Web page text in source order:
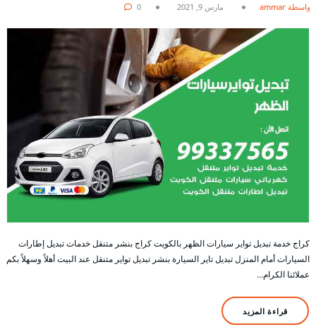
بواسطة ammar مارس 9, 2021 0
كراج خدمة تبديل تواير سيارات الظهر بالكويت كراج بنشر متنقل خدمات تبديل إطارات
السيارات أمام المنزل تبديل تاير السيارة بنشر تبديل تواير متنقل عند البيت أهلاً وسهلاً بكم
عملائنا الكرام…
قراءة المزيد